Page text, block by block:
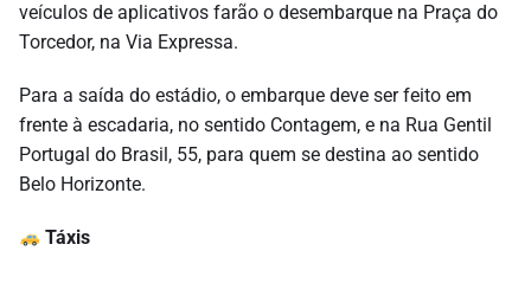
veículos de aplicativos farão o desembarque na Praça do
Torcedor, na Via Expressa.
Para a saída do estádio, o embarque deve ser feito em
frente à escadaria, no sentido Contagem, e na Rua Gentil
Portugal do Brasil, 55, para quem se destina ao sentido
Belo Horizonte.
Táxis